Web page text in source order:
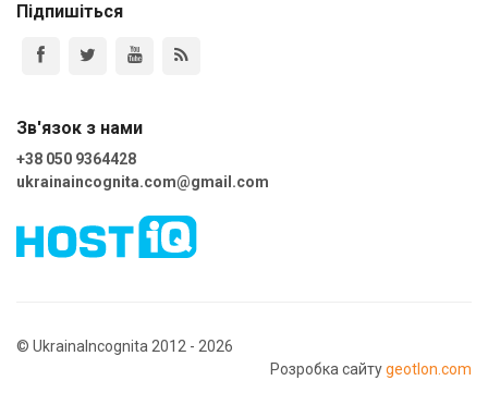
Підпишіться
Зв'язок з нами
+38 050 9364428
ukrainaincognita.com@gmail.com
© UkrainaIncognita 2012 - 2026
Розробка сайтуgeotlon.com